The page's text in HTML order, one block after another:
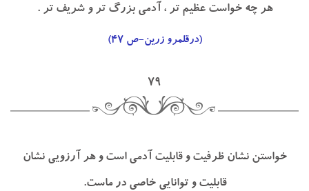
هر چه خواست عظيم تر ، آدمي بزرگ تر و شريف تر .
(درقلمرو زرين-ص ۴۷)
۷۹
خواستن نشان ظرفيت و قابليت آدمي است و هر آرزويي نشان
قابليت و توانايي خاصي در ماست.